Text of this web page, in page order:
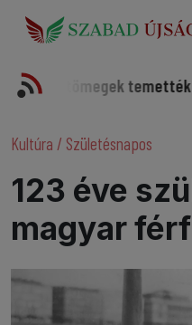
temették az iráni
Kultúra / Születésnapos
123 éve
magyar